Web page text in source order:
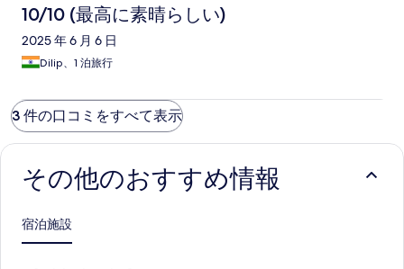
10/10 (最高に素晴らしい)
2025 年 6 月 6 日
Dilip、1 泊旅行
3 件の口コミをすべて表示
その他のおすすめ情報
宿泊施設